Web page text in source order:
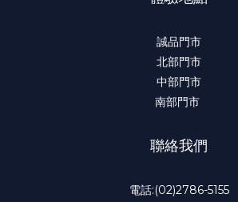
誠品門市
北部門市
中部門市
南部門市
聯絡我們
電話:(02)2786-5155